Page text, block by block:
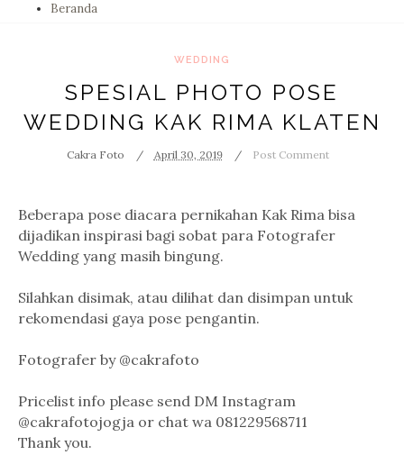
Beranda
WEDDING
SPESIAL PHOTO POSE
WEDDING KAK RIMA KLATEN
Cakra Foto April 30, 2019 Post Comment
Beberapa pose diacara pernikahan Kak Rima bisa
dijadikan inspirasi bagi sobat para Fotografer
Wedding yang masih bingung.
Silahkan disimak, atau dilihat dan disimpan untuk
rekomendasi gaya pose pengantin.
Fotografer by @cakrafoto
Pricelist info please send DM Instagram
@cakrafotojogja or chat wa 081229568711
Thank you.